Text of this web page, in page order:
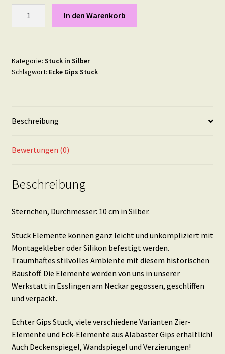
in
Silber
In den Warenkorb
Kategorie: Stuck in Silber
Schlagwort: Ecke Gips Stuck
Beschreibung
Bewertungen (0)
Beschreibung
Sternchen, Durchmesser: 10 cm in Silber.
Stuck Elemente können ganz leicht und unkompliziert mit
Montagekleber oder Silikon befestigt werden.
Traumhaftes stilvolles Ambiente mit diesem historischen
Baustoff. Die Elemente werden von uns in unserer
Werkstatt in Esslingen am Neckar gegossen, geschliffen
und verpackt.
Echter Gips Stuck, viele verschiedene Varianten Zier-
Elemente und Eck-Elemente aus Alabaster Gips erhältlich!
Auch Deckenspiegel, Wandspiegel und Verzierungen!